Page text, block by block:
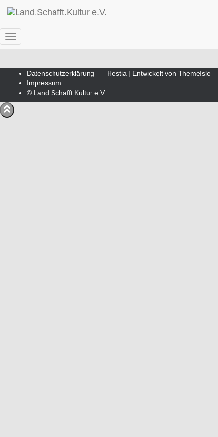
Navigation
Datenschutzerklärung
Impressum
© Land.Schafft.Kultur e.V.
Hestia | Entwickelt von ThemeIsle